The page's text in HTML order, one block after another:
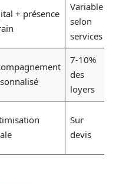
+ présence
Variable
selon
services
7-10%
des
loyers
Sur
devis